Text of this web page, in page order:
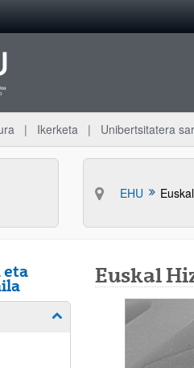
Ikerketa Unibertsitatera
EHU
eta
Erakutsi/izkutatu azpiorriak
Euskal